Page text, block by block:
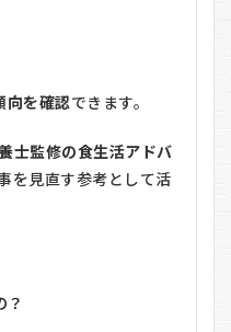
向を確認できます。
士監修の食生活アドバ
を見直す参考として活
？